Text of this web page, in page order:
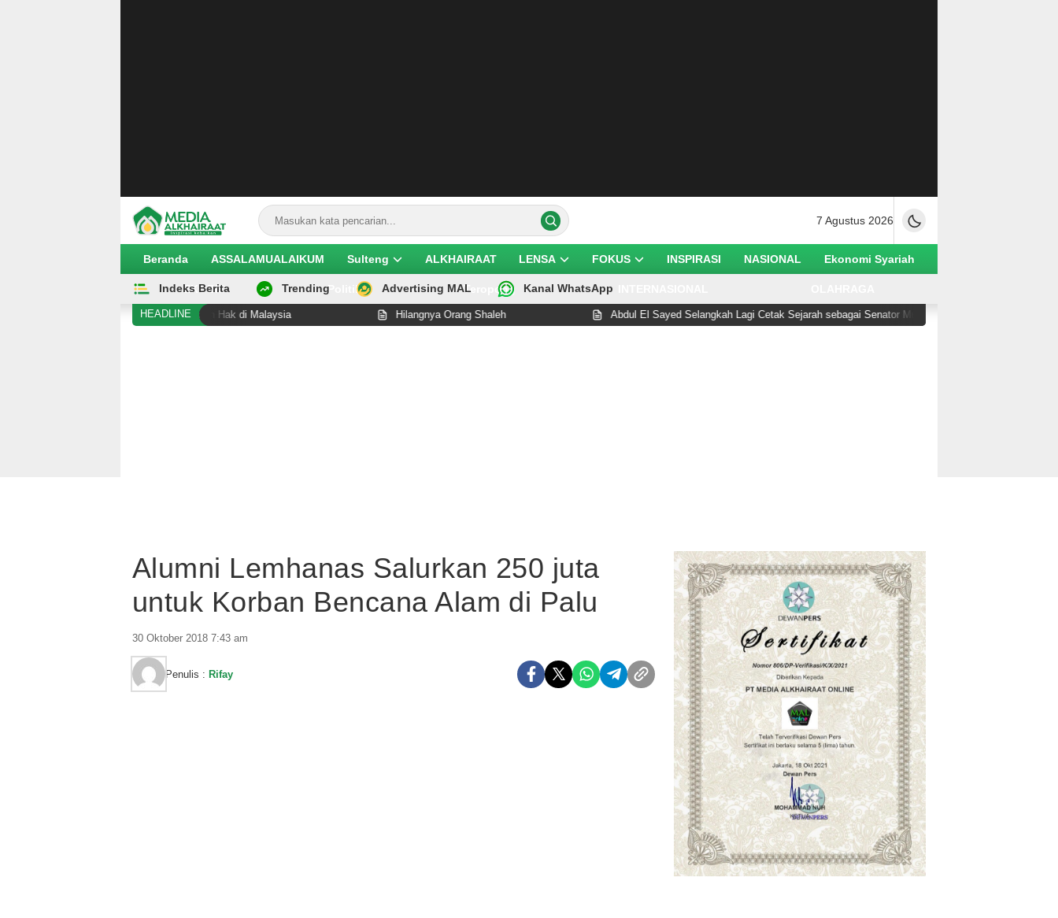
7 Agustus 2026
Beranda ASSALAMUALAIKUM Sulteng ALKHAIRAAT LENSA FOKUS INSPIRASI NASIONAL Ekonomi Syariah
EKOBIS Politik Teropong
Indeks Berita Trending Advertising MAL Kanal WhatsApp
HEADLINE
Sigi Diduga Alami Pelanggaran Hak di Malaysia Hilangnya Orang Shaleh Abdul El Sayed Selangkah Lagi Cetak Sejarah sebagai Senator Muslim Pertama AS
Alumni Lemhanas Salurkan 250 juta
untuk Korban Bencana Alam di Palu
30 Oktober 2018 7:43 am
Penulis : Rifay